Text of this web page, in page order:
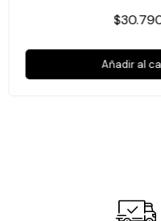
Añadir al